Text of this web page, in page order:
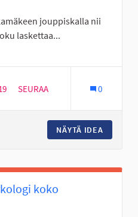
jouppiskalla nii
laskettaa...
Läntinen Seinäjoki
19 SEURAAJAA
SEURAA 0
NÄYTÄ IDEA
koko